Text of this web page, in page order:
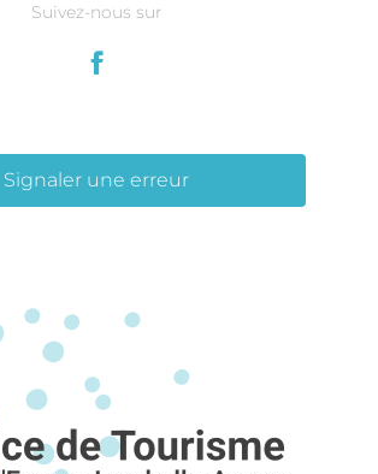
Suivez-nous sur
Signaler une erreur